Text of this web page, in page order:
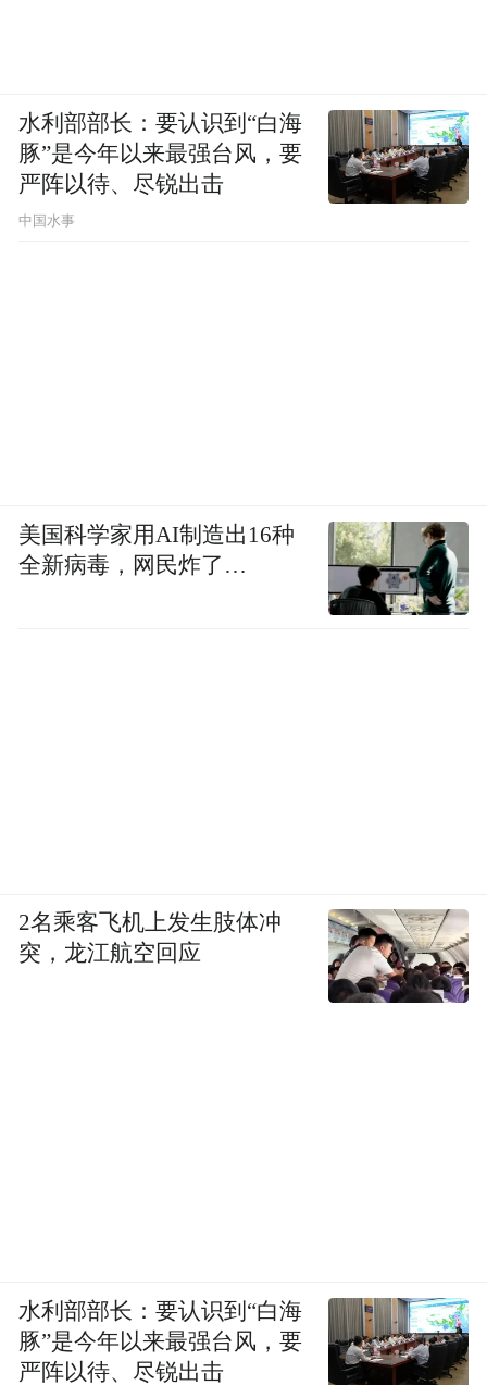
水利部部长：要认识到“白海
豚”是今年以来最强台风，要
严阵以待、尽锐出击
中国水事
美国科学家用AI制造出16种
全新病毒，网民炸了…
2名乘客飞机上发生肢体冲
突，龙江航空回应
水利部部长：要认识到“白海
豚”是今年以来最强台风，要
严阵以待、尽锐出击